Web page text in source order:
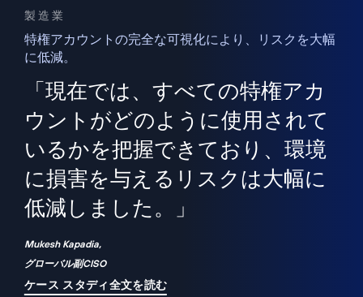
製造業
特権アカウントの完全な可視化により、リスクを大幅
に低減。
「現在では、すべての特権アカ
ウントがどのように使用されて
いるかを把握できており、環境
に損害を与えるリスクは大幅に
低減しました。」
Mukesh Kapadia,
グローバル副CISO
ケース スタディ全文を読む